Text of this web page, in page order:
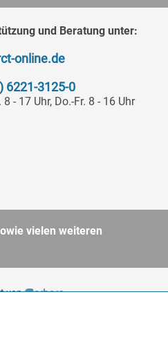
und Beratung unter:
online.de
6221-3125-0
- 17 Uhr, Do.-Fr. 8 - 16 Uhr
vielen weiteren
von